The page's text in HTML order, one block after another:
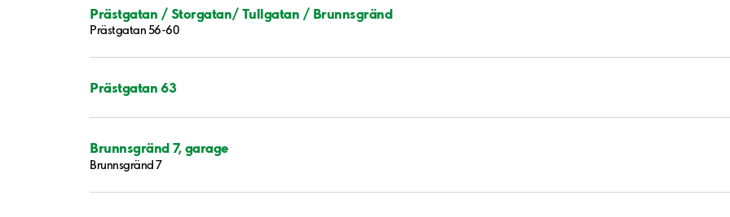
Prästgatan / Storgatan/ Tullgatan / Brunnsgränd
Prästgatan 56-60
Prästgatan 63
Brunnsgränd 7, garage
Brunnsgränd 7